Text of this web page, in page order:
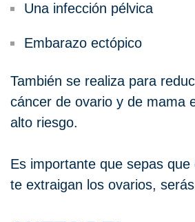
Una infección pélvica
Embarazo ectópico
También se realiza para
cáncer de ovario y de mama
alto riesgo.
Es importante que sepas
te extraigan los ovarios,